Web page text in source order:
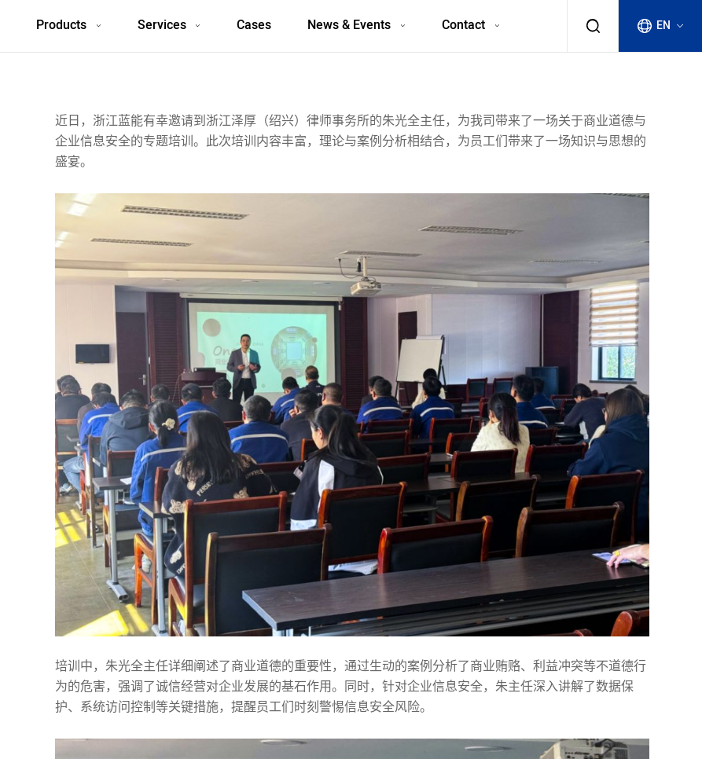
Products Services Cases News & Events Contact EN
近日，浙江蓝能有幸邀请到浙江泽厚（绍兴）律师事务所的朱光全主任，为我司带来了一场关于商业道德与
企业信息安全的专题培训。此次培训内容丰富，理论与案例分析相结合，为员工们带来了一场知识与思想的
盛宴。
培训中，朱光全主任详细阐述了商业道德的重要性，通过生动的案例分析了商业贿赂、利益冲突等不道德行
为的危害，强调了诚信经营对企业发展的基石作用。同时，针对企业信息安全，朱主任深入讲解了数据保
护、系统访问控制等关键措施，提醒员工们时刻警惕信息安全风险。